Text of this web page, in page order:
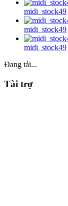
midi_stock49
midi_stock49
midi_stock49
Đang tải...
Tài trợ